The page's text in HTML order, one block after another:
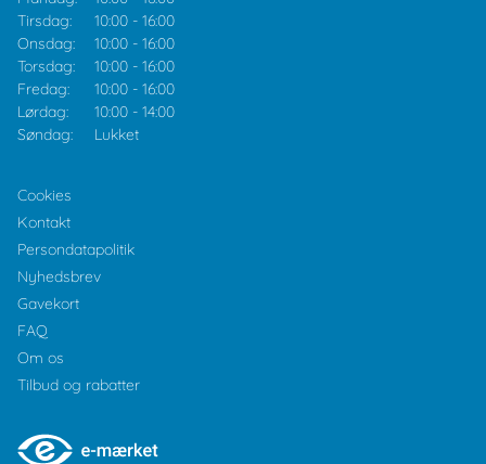
Tirsdag:
10:00 - 16:00
Onsdag:
10:00 - 16:00
Torsdag:
10:00 - 16:00
Fredag:
10:00 - 16:00
Lørdag:
10:00 - 14:00
Søndag:
Lukket
Cookies
Kontakt
Persondatapolitik
Nyhedsbrev
Gavekort
FAQ
Om os
Tilbud og rabatter